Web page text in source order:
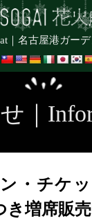
｜名古屋港ガー
｜
・チケッ
増席販売